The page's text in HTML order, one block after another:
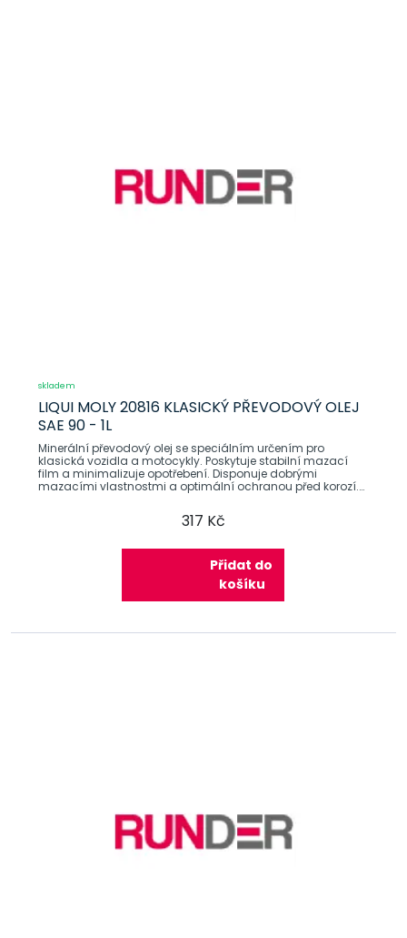
skladem
LIQUI MOLY 20816 KLASICKÝ PŘEVODOVÝ OLEJ
SAE 90 - 1L
Minerální převodový olej se speciálním určením pro
klasická vozidla a motocykly. Poskytuje stabilní mazací
film a minimalizuje opotřebení. Disponuje dobrými
mazacími vlastnostmi a optimální ochranou před korozí.
317 Kč
Přidat do
košíku